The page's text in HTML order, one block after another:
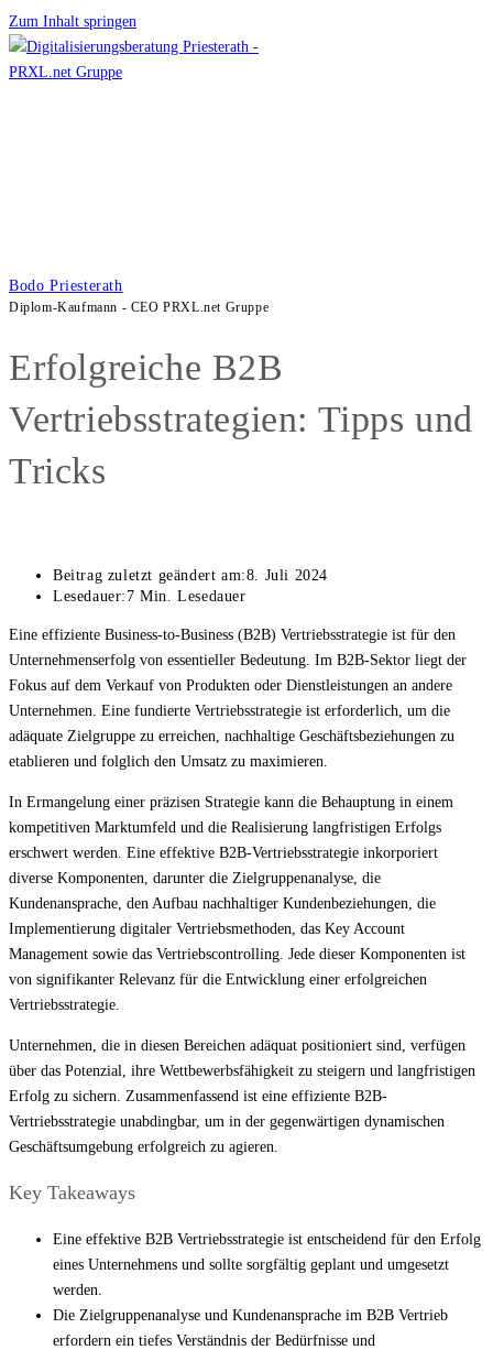
Zum Inhalt springen
Bodo Priesterath
Diplom-Kaufmann - CEO PRXL.net Gruppe
Erfolgreiche B2B
Vertriebsstrategien: Tipps und
Tricks
Beitrag zuletzt geändert am:8. Juli 2024
Lesedauer: 7 Min. Lesedauer
Eine effiziente Business-to-Business (B2B) Vertriebsstrategie ist für den
Unternehmenserfolg von essentieller Bedeutung. Im B2B-Sektor liegt der
Fokus auf dem Verkauf von Produkten oder Dienstleistungen an andere
Unternehmen. Eine fundierte Vertriebsstrategie ist erforderlich, um die
adäquate Zielgruppe zu erreichen, nachhaltige Geschäftsbeziehungen zu
etablieren und folglich den Umsatz zu maximieren.
In Ermangelung einer präzisen Strategie kann die Behauptung in einem
kompetitiven Marktumfeld und die Realisierung langfristigen Erfolgs
erschwert werden. Eine effektive B2B-Vertriebsstrategie inkorporiert
diverse Komponenten, darunter die Zielgruppenanalyse, die
Kundenansprache, den Aufbau nachhaltiger Kundenbeziehungen, die
Implementierung digitaler Vertriebsmethoden, das Key Account
Management sowie das Vertriebscontrolling. Jede dieser Komponenten ist
von signifikanter Relevanz für die Entwicklung einer erfolgreichen
Vertriebsstrategie.
Unternehmen, die in diesen Bereichen adäquat positioniert sind, verfügen
über das Potenzial, ihre Wettbewerbsfähigkeit zu steigern und langfristigen
Erfolg zu sichern. Zusammenfassend ist eine effiziente B2B-
Vertriebsstrategie unabdingbar, um in der gegenwärtigen dynamischen
Geschäftsumgebung erfolgreich zu agieren.
Key Takeaways
Eine effektive B2B Vertriebsstrategie ist entscheidend für den Erfolg
eines Unternehmens und sollte sorgfältig geplant und umgesetzt
werden.
Die Zielgruppenanalyse und Kundenansprache im B2B Vertrieb
erfordern ein tiefes Verständnis der Bedürfnisse und